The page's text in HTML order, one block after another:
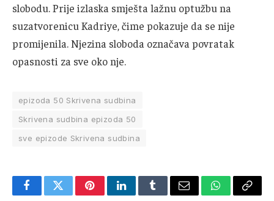
slobodu. Prije izlaska smješta lažnu optužbu na
suzatvorenicu Kadriye, čime pokazuje da se nije
promijenila. Njezina sloboda označava povratak
opasnosti za sve oko nje.
epizoda 50 Skrivena sudbina
Skrivena sudbina epizoda 50
sve epizode Skrivena sudbina
FacebookTwitterPinterestLinkedInTumblrEmail WhatsApp
Copy